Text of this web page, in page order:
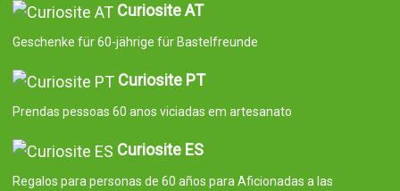
Curiosite AT
Geschenke für 60-jährige für Bastelfreunde
Curiosite PT
Prendas pessoas 60 anos viciadas em artesanato
Curiosite ES
Regalos para personas de 60 años para Aficionadas a las